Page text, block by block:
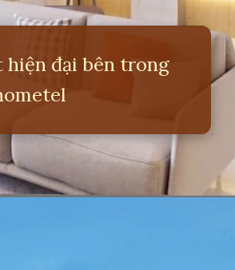
hiện đại bên trong